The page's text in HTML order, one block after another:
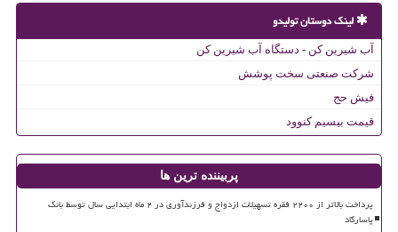
لینک دوستان تولیدو
آب شیرین کن - دستگاه آب شیرین کن
شرکت صنعتی سخت پوشش
فیش حج
قیمت بیسیم کنوود
پربیننده ترین ها
پرداخت بالاتر از ۲۲۰۰ فقره تسهیلات ازدواج و فرزندآوری در ۲ ماه ابتدایی سال توسط بانک
پاسارگاد